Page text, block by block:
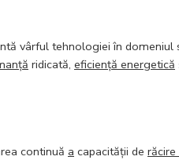
vârful tehnologiei în domeniul
ridicată, eficiență energetică
continuă a capacității de răcire